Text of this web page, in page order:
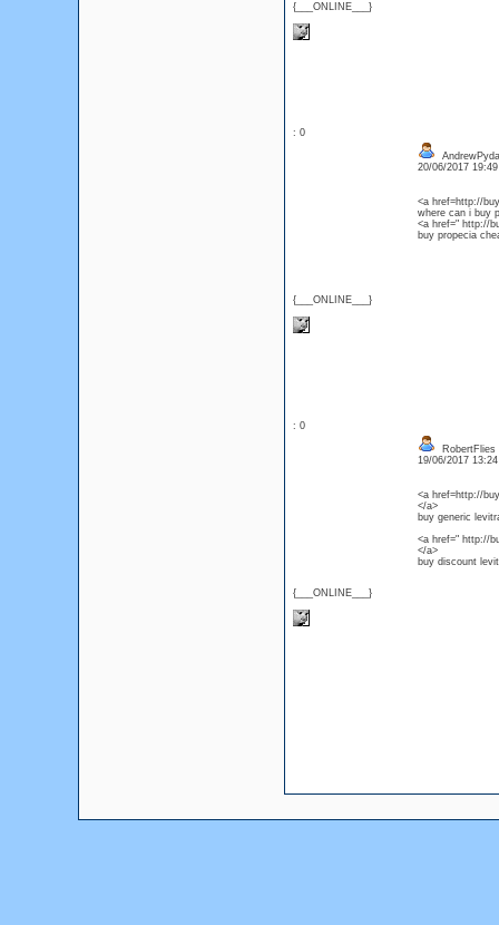
{___ONLINE___}
: 0
{___ONLINE___}
20/06/2017
<a href=http://
where can i buy
<a href=" http://
buy propecia
: 0
{___ONLINE___}
RobertFlies
19/06/2017
<a href=http://
</a>
buy generic
<a href=" http://
</a>
buy discount